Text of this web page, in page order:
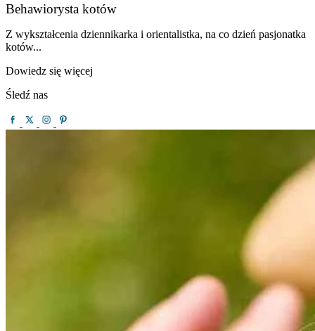
Behawiorysta kotów
Z wykształcenia dziennikarka i orientalistka, na co dzień pasjonatka
kotów...
Dowiedz się więcej
Śledź nas